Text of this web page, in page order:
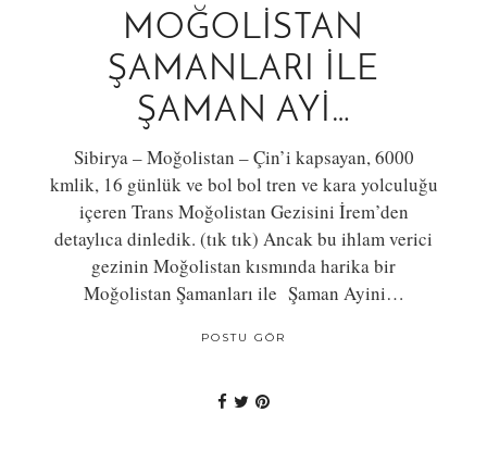
MOĞOLİSTAN
ŞAMANLARI İLE
ŞAMAN AYİ…
Sibirya – Moğolistan – Çin’i kapsayan, 6000
kmlik, 16 günlük ve bol bol tren ve kara yolculuğu
içeren Trans Moğolistan Gezisini İrem’den
detaylıca dinledik. (tık tık) Ancak bu ihlam verici
gezinin Moğolistan kısmında harika bir
Moğolistan Şamanları ile Şaman Ayini…
POSTU GÖR